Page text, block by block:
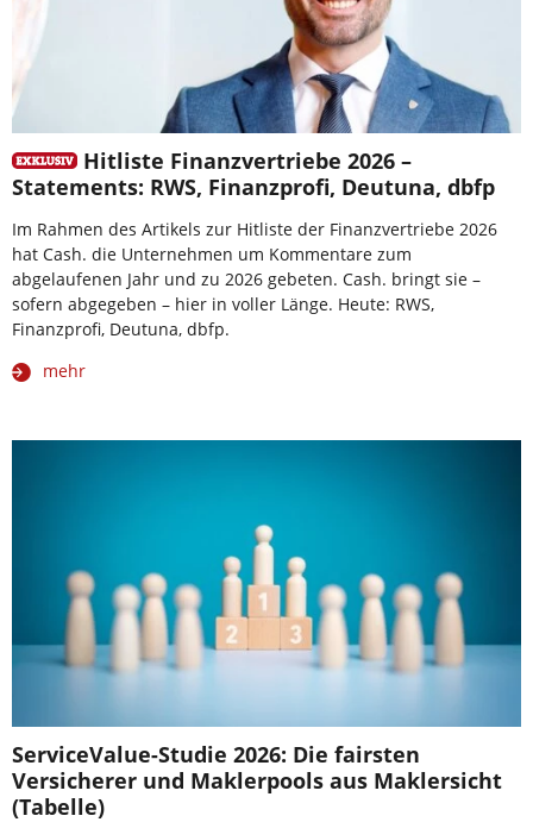
Hitliste Finanzvertriebe 2026 –
Statements: RWS, Finanzprofi, Deutuna, dbfp
Im Rahmen des Artikels zur Hitliste der Finanzvertriebe 2026
hat Cash. die Unternehmen um Kommentare zum
abgelaufenen Jahr und zu 2026 gebeten. Cash. bringt sie –
sofern abgegeben – hier in voller Länge. Heute: RWS,
Finanzprofi, Deutuna, dbfp.
mehr
ServiceValue-Studie 2026: Die fairsten
Versicherer und Maklerpools aus Maklersicht
(Tabelle)